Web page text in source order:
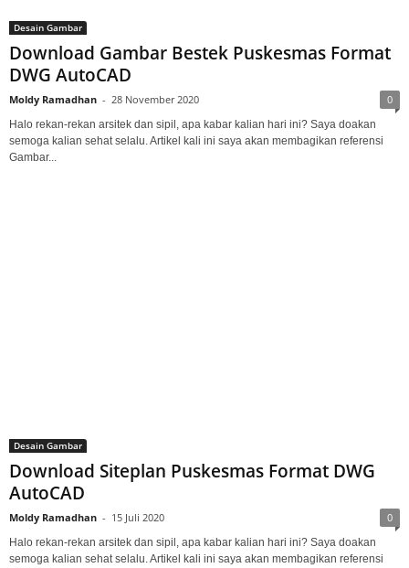
Desain Gambar
Download Gambar Bestek Puskesmas Format
DWG AutoCAD
Moldy Ramadhan - 28 November 2020 0
Halo rekan-rekan arsitek dan sipil, apa kabar kalian hari ini? Saya doakan
semoga kalian sehat selalu. Artikel kali ini saya akan membagikan referensi
Gambar...
Desain Gambar
Download Siteplan Puskesmas Format DWG
AutoCAD
Moldy Ramadhan - 15 Juli 2020 0
Halo rekan-rekan arsitek dan sipil, apa kabar kalian hari ini? Saya doakan
semoga kalian sehat selalu. Artikel kali ini saya akan membagikan referensi